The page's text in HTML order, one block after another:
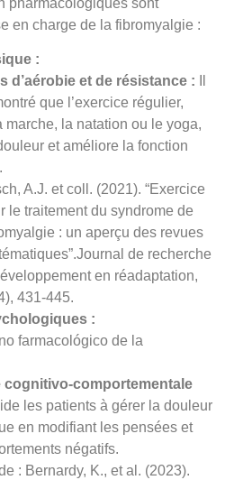
en charge de la fibromyalgie :
:
d’aérobie et de résistance :
que l’exercice régulier,
marche, la natation ou le yoga,
et améliore la fonction
A.J. et coll. (2021). “Exercice
le traitement du syndrome de
: un aperçu des revues
de recherche
en réadaptation,
431-445.
:
cognitivo-comportementale
les patients à gérer la douleur
en modifiant les pensées et
négatifs.
: Bernardy, K., et al. (2023).